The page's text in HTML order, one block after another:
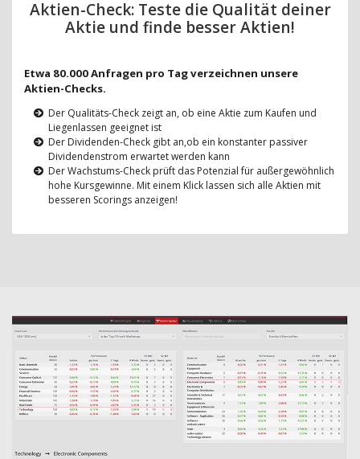
Aktien-Check: Teste die Qualität deiner
Aktie und finde besser Aktien!
Etwa 80.000 Anfragen pro Tag verzeichnen unsere
Aktien-Checks.
Der Qualitäts-Check zeigt an, ob eine Aktie zum Kaufen und
Liegenlassen geeignet ist
Der Dividenden-Check gibt an,ob ein konstanter passiver
Dividendenstrom erwartet werden kann
Der Wachstums-Check prüft das Potenzial für außergewöhnlich
hohe Kursgewinne. Mit einem Klick lassen sich alle Aktien mit
besseren Scorings anzeigen!